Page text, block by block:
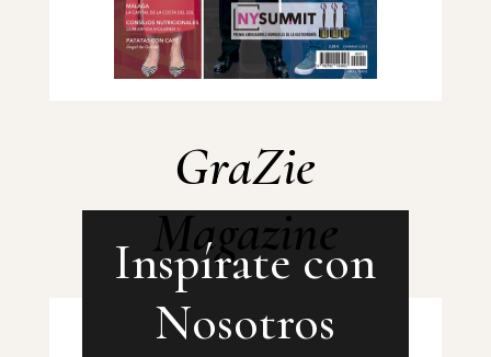
GraZie
Magazine
Inspírate con
Nosotros